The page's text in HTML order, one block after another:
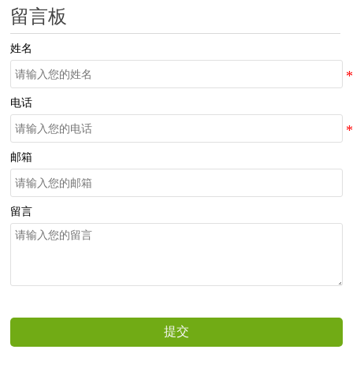
留言板
姓名
电话
邮箱
留言
提交